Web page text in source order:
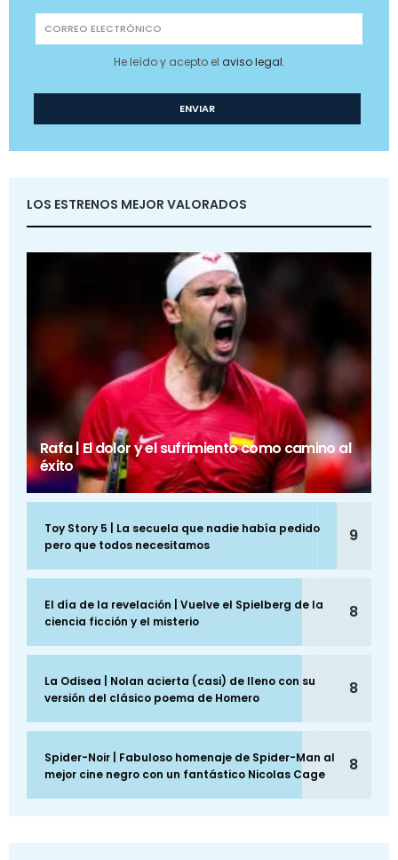
He leído y acepto el aviso legal.
LOS ESTRENOS MEJOR VALORADOS
Rafa | El dolor y el sufrimiento como camino al
éxito
Toy Story 5 | La secuela que nadie había pedido
pero que todos necesitamos
9
El día de la revelación | Vuelve el Spielberg de la
ciencia ficción y el misterio
8
La Odisea | Nolan acierta (casi) de lleno con su
versión del clásico poema de Homero
8
Spider-Noir | Fabuloso homenaje de Spider-Man al
mejor cine negro con un fantástico Nicolas Cage
8